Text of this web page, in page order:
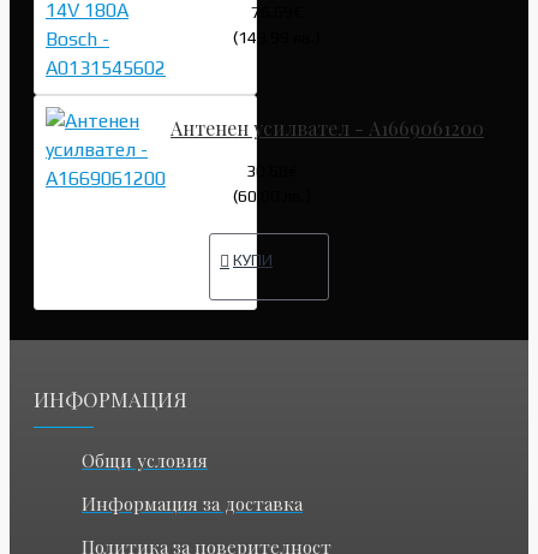
76.69€
(149.99 лв.)
Антенен усилвател - A1669061200
30.68€
(60.00 лв.)
КУПИ
ИНФОРМАЦИЯ
Общи условия
Информация за доставка
Политика за поверителност